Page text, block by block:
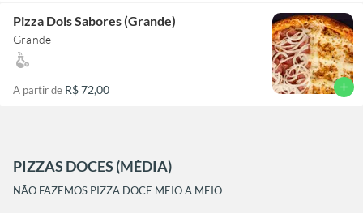
Pizza Dois Sabores (Grande)
Grande
A partir de R$ 72,00 add
PIZZAS DOCES (MÉDIA)
NÃO FAZEMOS PIZZA DOCE MEIO A MEIO